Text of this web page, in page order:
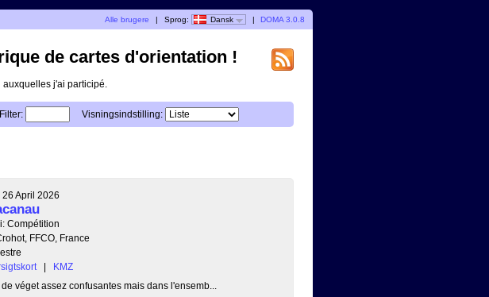
Alle brugere | Sprog: Dansk | DOMA 3.0.8
de cartes d'orientation !
j'ai participé.
Filter: Visningsindstilling:
April 2026
Compétition
FFCO, France
|
KMZ
véget assez confusantes mais dans l'ensemb...